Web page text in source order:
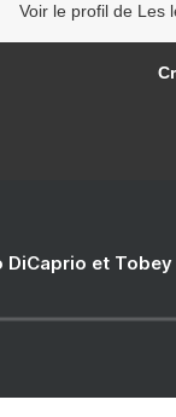
Voir le profil de Les
DiCaprio et